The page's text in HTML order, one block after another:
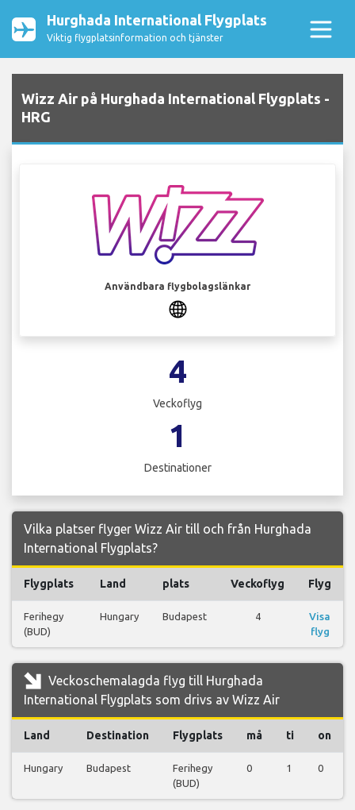
Hurghada International Flygplats
Viktig flygplatsinformation och tjänster
Wizz Air på Hurghada International Flygplats -
HRG
Användbara flygbolagslänkar
4
Veckoflyg
1
Destinationer
Vilka platser flyger Wizz Air till och från Hurghada
International Flygplats?
Flygplats Land plats Veckoflyg Flyg
Ferihegy
(BUD)
Hungary Budapest 4
Visa
flyg
Veckoschemalagda flyg till Hurghada
International Flygplats som drivs av Wizz Air
Land Destination Flygplats må ti on
Hungary Budapest
Ferihegy
(BUD)
0 1 0